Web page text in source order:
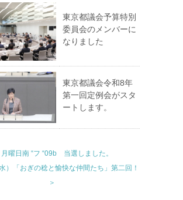
東京都議会予算特別
委員会のメンバーに
なりました
東京都議会令和8年
第一回定例会がスタ
ートします。
月曜日南 “フ “09b 当選しました。
）「おぎの稔と愉快な仲間たち」第二回！
＞